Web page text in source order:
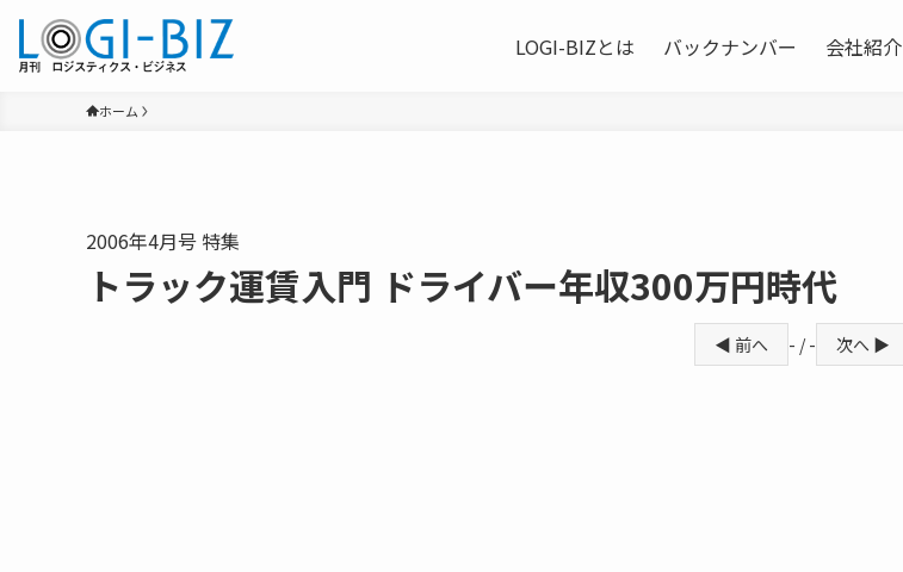
LOGI-BIZとは バックナンバー 会社紹介
ホーム
2006年4月号 特集
トラック運賃入門 ドライバー年収300万円時代
◀ 前へ - / - 次へ ▶